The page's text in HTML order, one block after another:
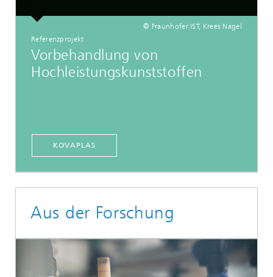
© Fraunhofer IST, Krees Nagel
Referenzprojekt
Vorbehandlung von
Hochleistungskunststoffen
KOVAPLAS
Aus der Forschung